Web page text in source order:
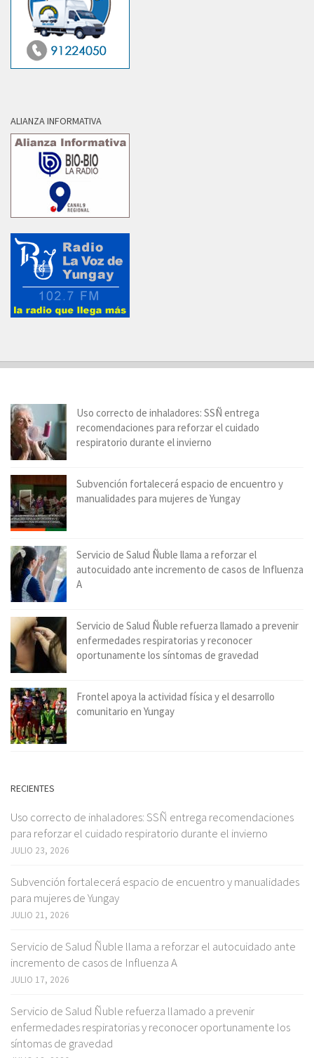
ALIANZA INFORMATIVA
Uso correcto de inhaladores: SSÑ entrega
recomendaciones para reforzar el cuidado
respiratorio durante el invierno
Subvención fortalecerá espacio de encuentro y
manualidades para mujeres de Yungay
Servicio de Salud Ñuble llama a reforzar el
autocuidado ante incremento de casos de Influenza
A
Servicio de Salud Ñuble refuerza llamado a prevenir
enfermedades respiratorias y reconocer
oportunamente los síntomas de gravedad
Frontel apoya la actividad física y el desarrollo
comunitario en Yungay
RECIENTES
Uso correcto de inhaladores: SSÑ entrega recomendaciones
para reforzar el cuidado respiratorio durante el invierno
JULIO 23, 2026
Subvención fortalecerá espacio de encuentro y manualidades
para mujeres de Yungay
JULIO 21, 2026
Servicio de Salud Ñuble llama a reforzar el autocuidado ante
incremento de casos de Influenza A
JULIO 17, 2026
Servicio de Salud Ñuble refuerza llamado a prevenir
enfermedades respiratorias y reconocer oportunamente los
síntomas de gravedad